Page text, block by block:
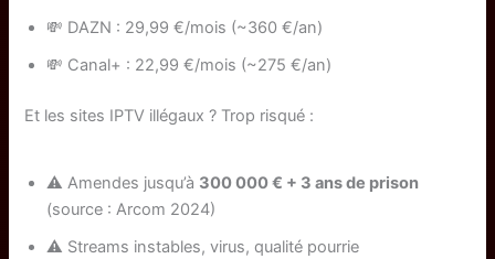
💸 DAZN : 29,99 €/mois (~360 €/an)
💸 Canal+ : 22,99 €/mois (~275 €/an)
Et les sites IPTV illégaux ? Trop risqué :
⚠️ Amendes jusqu’à 300 000 € + 3 ans de prison
(source : Arcom 2024)
⚠️ Streams instables, virus, qualité pourrie